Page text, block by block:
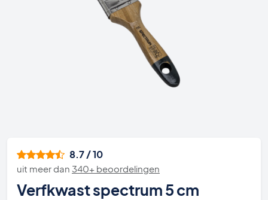
8.7 / 10
uit meer dan 340+ beoordelingen
Verfkwast spectrum 5 cm